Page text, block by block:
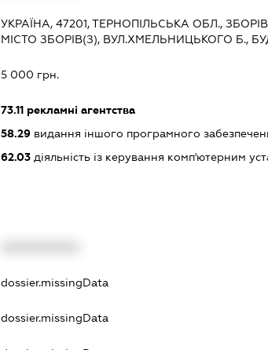
УКРАЇНА, 47201, ТЕРНОПІЛЬСЬКА ОБЛ.,
МІСТО ЗБОРІВ(З), ВУЛ.ХМЕЛЬНИЦЬКОГО Б.,
5 000 грн.
73.11рекламні агентства
58.29видання іншого програмного
62.03діяльність із керування комп'ютерним
dossier.missingData
dossier.missingData